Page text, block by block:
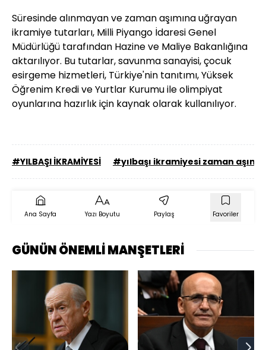
Süresinde alınmayan ve zaman aşımına uğrayan
ikramiye tutarları, Milli Piyango İdaresi Genel
Müdürlüğü tarafından Hazine ve Maliye Bakanlığına
aktarılıyor. Bu tutarlar, savunma sanayisi, çocuk
esirgeme hizmetleri, Türkiye'nin tanıtımı, Yüksek
Öğrenim Kredi ve Yurtlar Kurumu ile olimpiyat
oyunlarına hazırlık için kaynak olarak kullanılıyor.
#YILBAŞI İKRAMİYESİ #yılbaşı ikramiyesi zaman aşımı
Ana Sayfa Yazı Boyutu Paylaş Favoriler
GÜNÜN ÖNEMLİ MANŞETLERİ